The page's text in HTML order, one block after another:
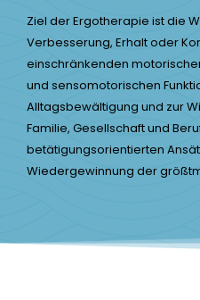
Ziel der Ergotherapie ist die
Verbesserung, Erhalt oder
einschränkenden
und sensomotorischen
Alltagsbewältigung und zur
Familie, Gesellschaft und
betätigungsorientierten
Wiedergewinnung der